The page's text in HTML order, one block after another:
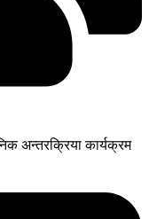
अन्तरक्रिया कार्यक्रम